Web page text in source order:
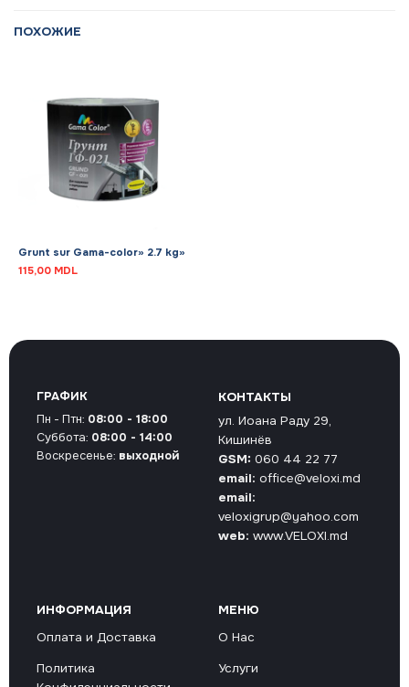
ПОХОЖИЕ
Grunt sur Gama-color» 2.7 kg»
115,00 MDL
КОНТАКТЫ
ул. Иоана Раду 29,
Кишинёв
GSM: 060 44 22 77
email: office@veloxi.md
email:
veloxigrup@yahoo.com
web: www.VELOXI.md
ИНФОРМАЦИЯ
Оплата и Доставка
Политика
МЕНЮ
О Нас
Услуги
ГРАФИК
Пн - Птн: 08:00 - 18:00
Суббота: 08:00 - 14:00
Воскресенье: выходной